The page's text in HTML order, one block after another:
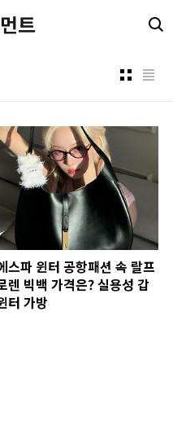
트
스파 윈터 공항패션 속 랄프
렌 빅백 가격은? 실용성 갑
터 가방